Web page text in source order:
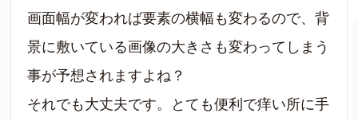
画面幅が変われば要素の横幅も変わるので、背
景に敷いている画像の大きさも変わってしまう
事が予想されますよね？
それでも大丈夫です。とても便利で痒い所に手